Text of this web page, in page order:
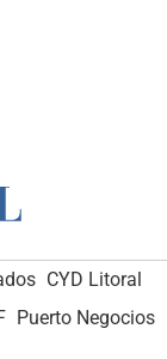
CYD Litoral
Puerto Negocios